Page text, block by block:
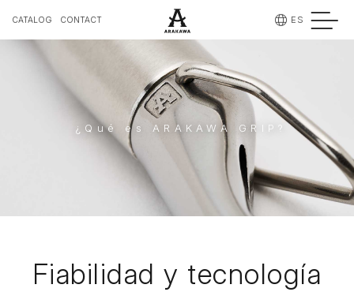
¿Qué es ARAKAWA GRIP?
Fiabilidad y tecnología
ES
CATALOG CONTACT